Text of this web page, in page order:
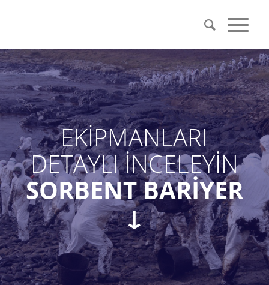
EKİPMANLARI
DETAYLI İNCELEYİN
SORBENT BARİYER
↓